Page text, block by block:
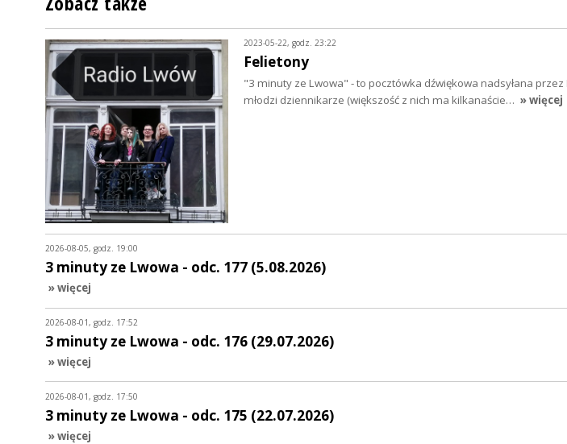
2023-05-22, godz. 23:22
Felietony
"3 minuty ze Lwowa" - to pocztówka dźwiękowa nadsyłana
młodzi dziennikarze (większość z nich ma kilkanaście… » więcej
2026-08-05, godz. 19:00
3 minuty ze Lwowa - odc. 177 (5.08.2026)
» więcej
2026-08-01, godz. 17:52
3 minuty ze Lwowa - odc. 176 (29.07.2026)
» więcej
2026-08-01, godz. 17:50
3 minuty ze Lwowa - odc. 175 (22.07.2026)
» więcej